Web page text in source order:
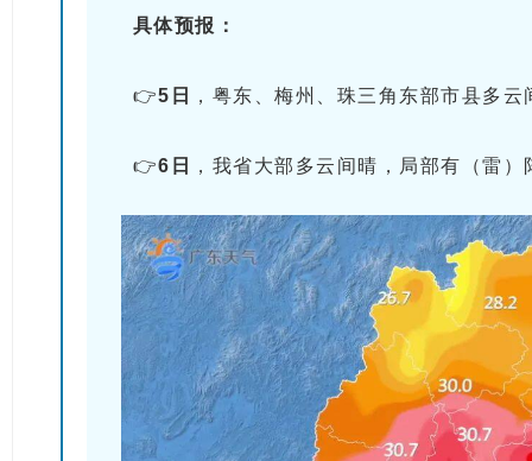
具体预报：
👉5日 ，粤东、梅州、珠三角东部市县多
👉6日 ，我省大部多云间晴，局部有（雷）